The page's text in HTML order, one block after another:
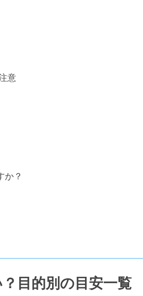
意
か？
目的別の目安一覧